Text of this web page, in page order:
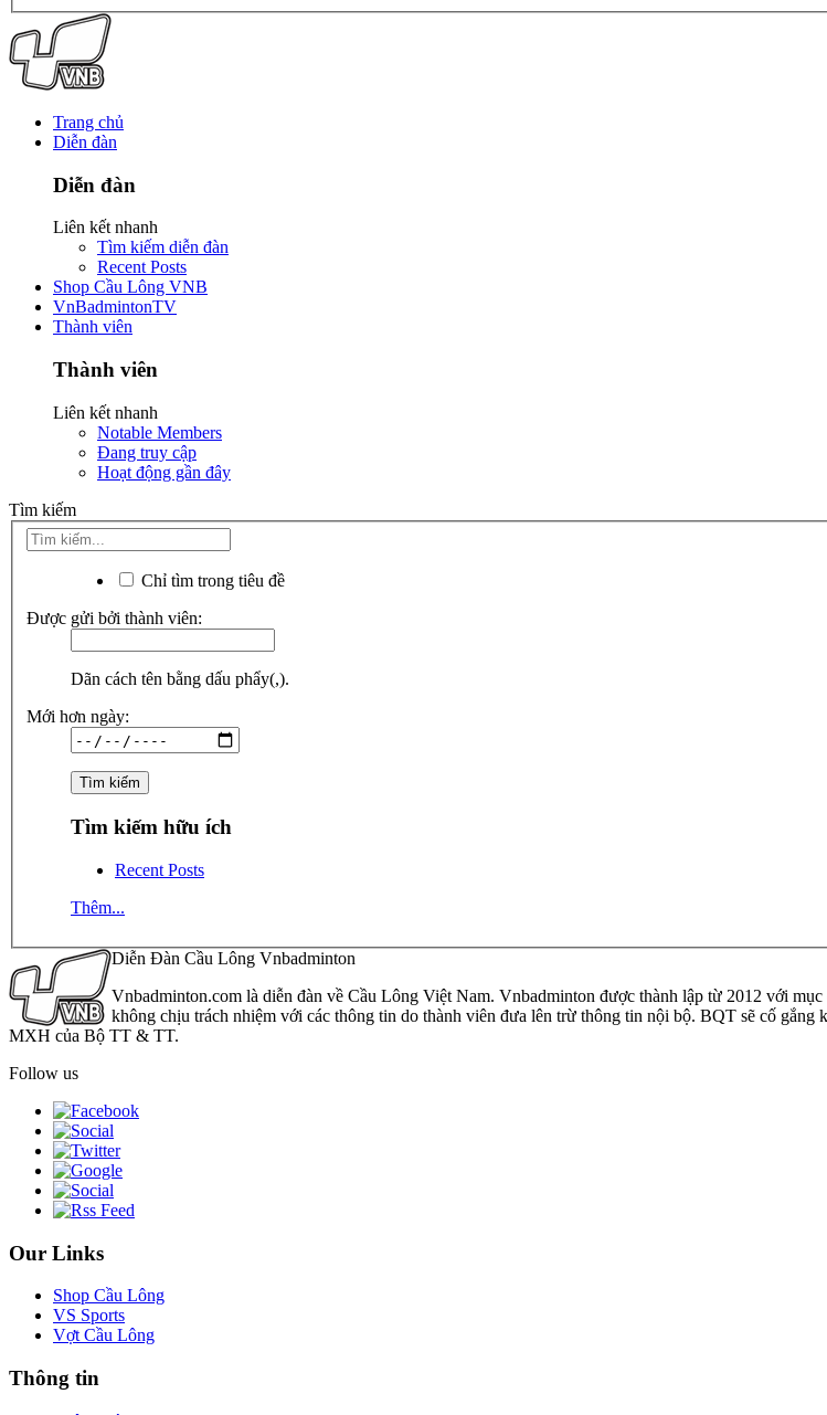
Trang chủ
Diễn đàn
Diễn đàn
Liên kết nhanh
Tìm kiếm diễn đàn
Recent Posts
Shop Cầu Lông VNB
VnBadmintonTV
Thành viên
Thành viên
Liên kết nhanh
Notable Members
Đang truy cập
Hoạt động gần đây
Tìm kiếm
Chỉ tìm trong tiêu đề
Được gửi bởi thành viên:
Dãn cách tên bằng dấu phẩy(,).
Mới hơn ngày:
Tìm kiếm hữu ích
Recent Posts
Thêm...
Diễn Đàn Cầu Lông Vnbadminton
Vnbadminton.com là diễn đàn về Cầu Lông Việt Nam. Vnbadminton được thành lập từ 2012 với
không chịu trách nhiệm với các thông tin do thành viên đưa lên trừ thông tin nội bộ. BQT sẽ cố
MXH của Bộ TT & TT.
Follow us
Our Links
Shop Cầu Lông
VS Sports
Vợt Cầu Lông
Thông tin